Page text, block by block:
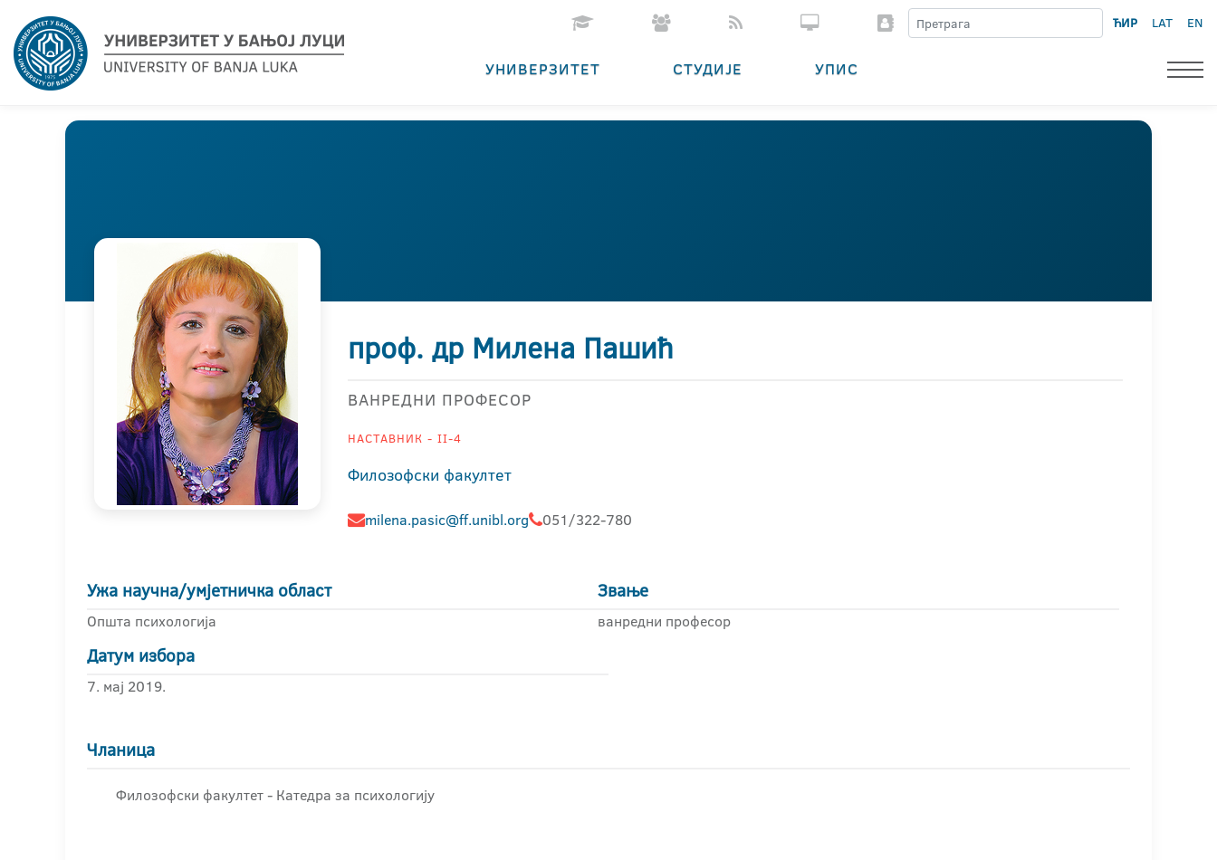
ЋИР LAT EN
УНИВЕРЗИТЕТ СТУДИЈЕ УПИС
проф. др Милена Пашић
ВАНРЕДНИ ПРОФЕСОР
НАСТАВНИК - II-4
Филозофски факултет
milena.pasic@ff.unibl.org 051/322-780
Ужа научна/умјетничка област
Општа психологија
Звање
ванредни професор
Датум избора
7. мај 2019.
Чланица
Филозофски факултет - Катедра за психологију